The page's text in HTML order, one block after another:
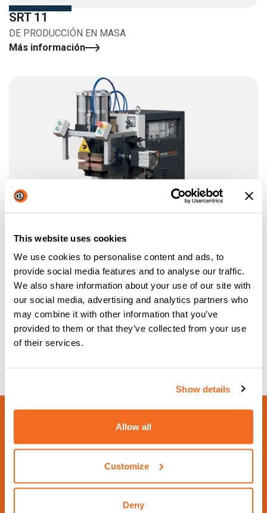
This website uses cookies
We use cookies to personalise content and ads, to
provide social media features and to analyse our traffic.
We also share information about your use of our site with
our social media, advertising and analytics partners who
may combine it with other information that you’ve
provided to them or that they’ve collected from your use
of their services.
Show details
Allow all
Customize
Deny
SRT 11
DE PRODUCCIÓN EN MASA
Más información
SQ/A
DE PRODUCCIÓN EN MASA
PRÓXIMO EVENTO PROGRAMADO